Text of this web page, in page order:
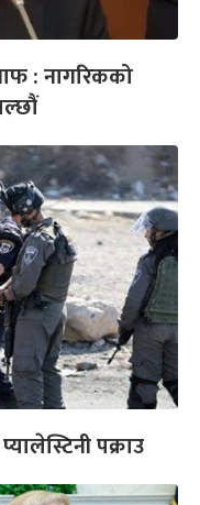
: नागरिकको
पक्राउ